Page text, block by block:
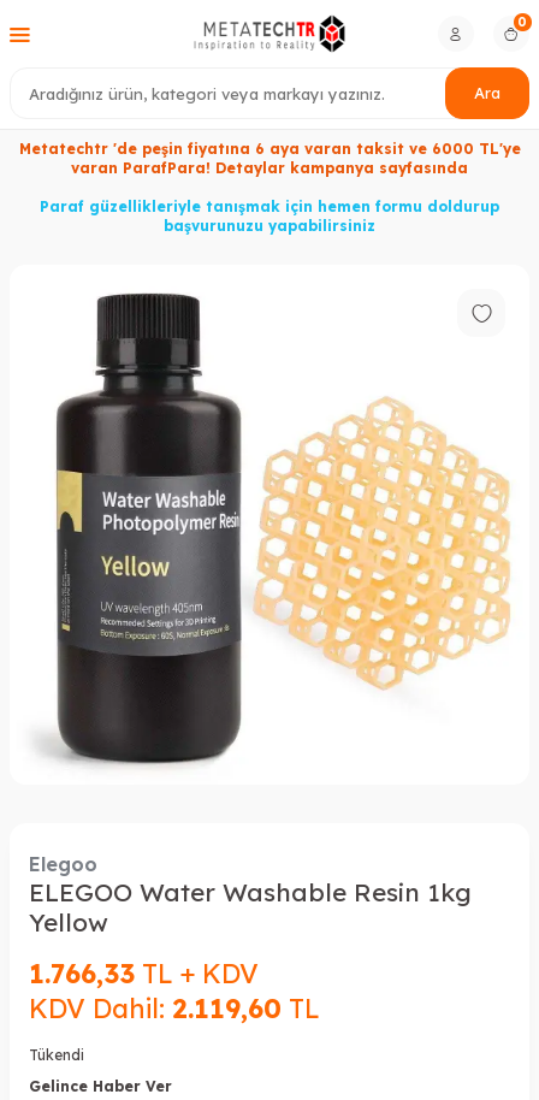
Ara
0
Metatechtr 'de peşin fiyatına 6 aya varan taksit ve 6000 TL'ye
varan ParafPara! Detaylar kampanya sayfasında
Paraf güzellikleriyle tanışmak için hemen formu doldurup
başvurunuzu yapabilirsiniz
Elegoo
ELEGOO Water Washable Resin 1kg
Yellow
1.766,33 TL + KDV
KDV Dahil: 2.119,60 TL
Tükendi
Gelince Haber Ver